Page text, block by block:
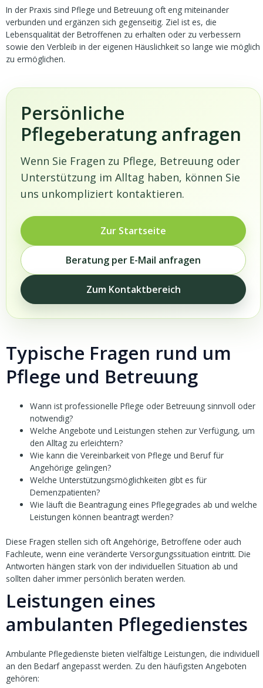
In der Praxis sind Pflege und Betreuung oft eng miteinander
verbunden und ergänzen sich gegenseitig. Ziel ist es, die
Lebensqualität der Betroffenen zu erhalten oder zu verbessern
sowie den Verbleib in der eigenen Häuslichkeit so lange wie möglich
zu ermöglichen.
Persönliche
Pflegeberatung anfragen
Wenn Sie Fragen zu Pflege, Betreuung oder
Unterstützung im Alltag haben, können Sie
uns unkompliziert kontaktieren.
Zur Startseite
Beratung per E-Mail anfragen
Zum Kontaktbereich
Typische Fragen rund um
Pflege und Betreuung
Wann ist professionelle Pflege oder Betreuung sinnvoll oder
notwendig?
Welche Angebote und Leistungen stehen zur Verfügung, um
den Alltag zu erleichtern?
Wie kann die Vereinbarkeit von Pflege und Beruf für
Angehörige gelingen?
Welche Unterstützungsmöglichkeiten gibt es für
Demenzpatienten?
Wie läuft die Beantragung eines Pflegegrades ab und welche
Leistungen können beantragt werden?
Diese Fragen stellen sich oft Angehörige, Betroffene oder auch
Fachleute, wenn eine veränderte Versorgungssituation eintritt. Die
Antworten hängen stark von der individuellen Situation ab und
sollten daher immer persönlich beraten werden.
Leistungen eines
ambulanten Pflegedienstes
Ambulante Pflegedienste bieten vielfältige Leistungen, die individuell
an den Bedarf angepasst werden. Zu den häufigsten Angeboten
gehören: